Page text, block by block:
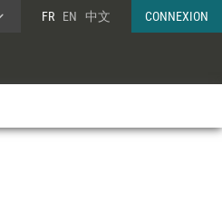
FR EN 中文 CONNEXION